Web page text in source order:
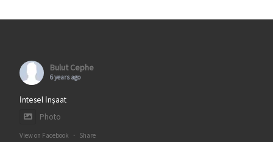
Bulut Cephe
6 years ago
İntesel İnşaat
Photo
View on Facebook · Share